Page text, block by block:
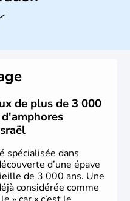
est de la Méditerranée,
domaine des nouvelles
de plus de 3 000
spécialisée dans
d’une épave
de 3 000 ans. Une
considérée comme